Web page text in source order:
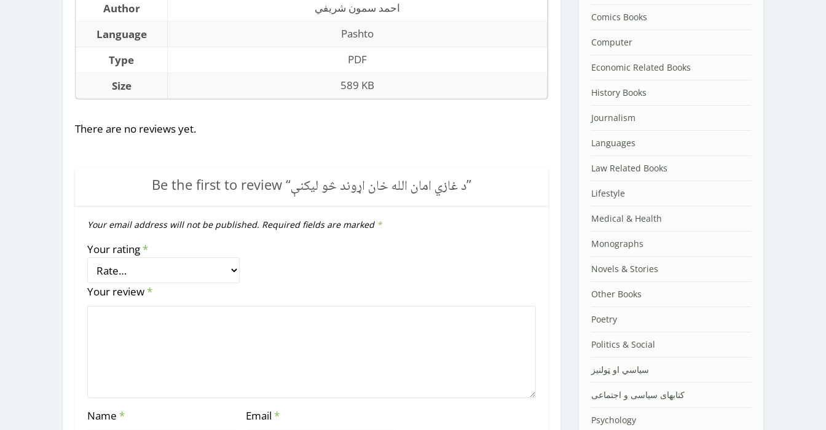
Author
احمد سمون شریفي
Language
Pashto
Type
PDF
Size
589 KB
There are no reviews yet.
Be the first to review “د غازي امان الله خان اړوند څو لیکنې”
Your email address will not be published. Required fields are marked *
Your rating*
Your review*
Name * Email*
Comics Books
Computer
Economic Related Books
History Books
Journalism
Languages
Law Related Books
Lifestyle
Medical & Health
Monographs
Novels & Stories
Other Books
Poetry
Politics & Social
سیاسي او ټولنیز
کتابهای سیاسی و اجتماعی
Psychology